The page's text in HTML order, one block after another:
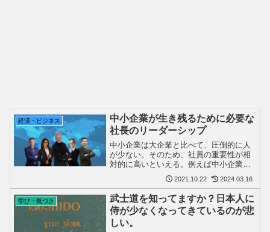
経済・ビジネス
中小企業が生き残るために必要な
社長のリーダーシップ
中小企業は大企業と比べて、圧倒的に人
が少ない。そのため、社員の重要性が相
対的に高いといえる。例えば中小企業で
は、優秀な社員が1人辞めるだけで廃業や
倒産に至る事もある。それに引き換え、
大企業ではたとえ社長が辞めたとしても
大した影響はない。中小...
2021.10.22 2024.03.16
学び・気づき
武士道を知ってますか？日本人に
侍が少なくなってきているのが悲
しい。